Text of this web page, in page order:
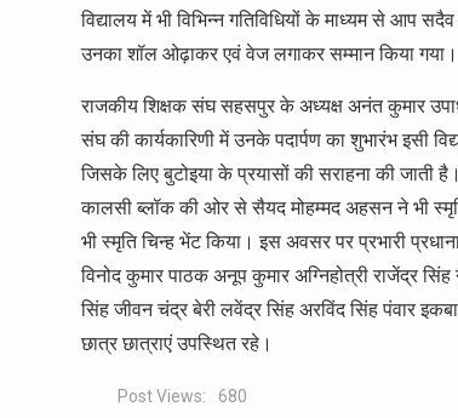
विद्यालय में भी विभिन्न गतिविधियों के माध्यम से आप
उनका शॉल ओढ़ाकर एवं वेज लगाकर सम्मान किया गया।
राजकीय शिक्षक संघ सहसपुर के अध्यक्ष अनंत कुमार
संघ की कार्यकारिणी में उनके पदार्पण का शुभारंभ इसी
जिसके लिए बुटोइया के प्रयासों की सराहना की जाती है।
कालसी ब्लॉक की ओर से सैयद मोहम्मद अहसन ने भी
भी स्मृति चिन्ह भेंट किया। इस अवसर पर प्रभारी
विनोद कुमार पाठक अनूप कुमार अग्निहोत्री राजेंद्र
सिंह जीवन चंद्र बेरी लवेंद्र सिंह अरविंद सिंह पंवार
छात्र छात्राएं उपस्थित रहे।
Post Views: 680